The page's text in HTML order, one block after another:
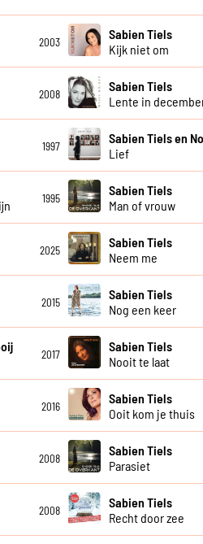
2003
Sabien Tiels
Kijk niet om
2008
Sabien Tiels
Lente in
1997
Sabien Tiels en
Lief
1995
Sabien Tiels
Man of vrouw
2025
Sabien Tiels
Neem me
2015
Sabien Tiels
Nog een keer
2017
Sabien Tiels
Nooit te laat
2016
Sabien Tiels
Ooit kom je thuis
2008
Sabien Tiels
Parasiet
2008
Sabien Tiels
Recht door zee